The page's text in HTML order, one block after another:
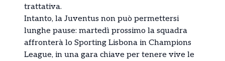
trattativa.
Intanto, la Juventus non può permettersi
lunghe pause: martedì prossimo la squadra
affronterà lo Sporting Lisbona in Champions
League, in una gara chiave per tenere vive le